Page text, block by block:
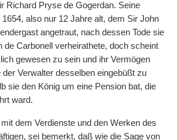
Richard Pryse de Gogerdan. Seine
1654, also nur 12 Jahre alt, dem Sir John
angetraut, nach dessen Tode sie
de Carbonell verheirathete, doch scheint
gewesen zu sein und ihr Vermögen
der Verwalter desselben eingebüßt zu
sie den König um eine Pension bat, die
ward.
dem Verdienste und den Werken des
sei bemerkt, daß wie die Sage von